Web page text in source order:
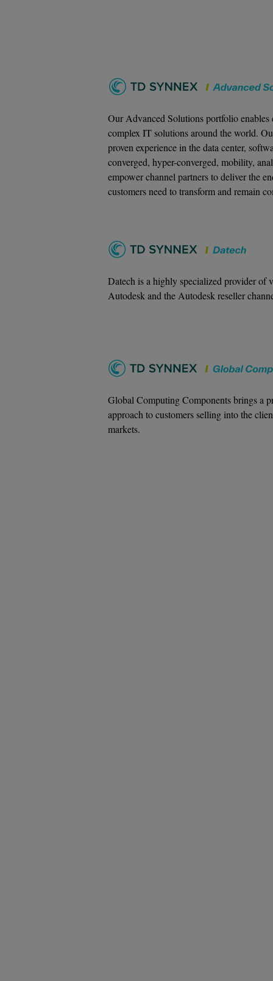
Our Advanced Solutions portfolio enables
complex IT solutions around the world.
proven experience in the data center,
converged, hyper-converged, mobility,
empower channel partners to deliver the
customers need to transform and remain
Datech is a highly specialized provider of
Autodesk and the Autodesk reseller
Global Computing Components brings a
approach to customers selling into the
markets.